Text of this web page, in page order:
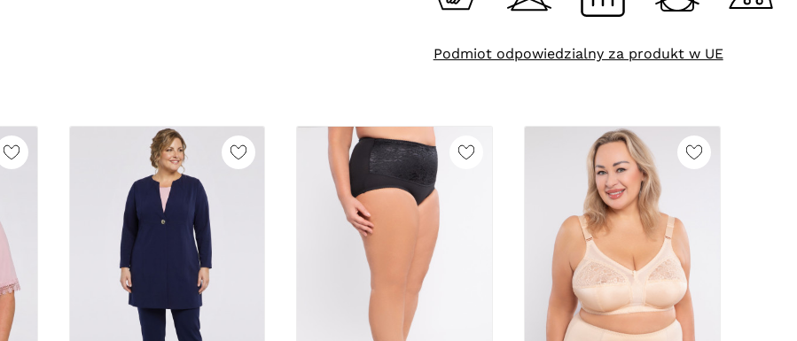
Podmiot odpowiedzialny za produkt w UE